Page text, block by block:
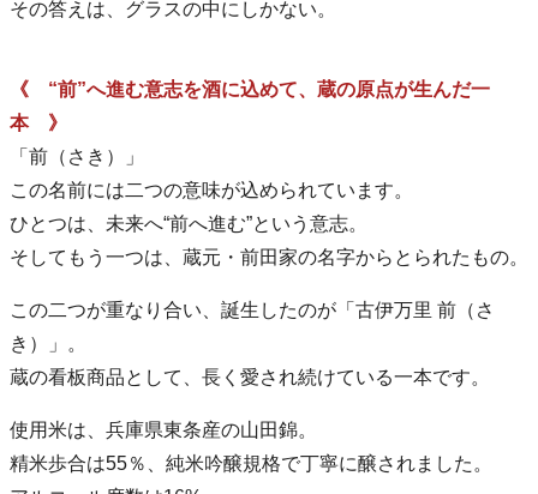
その答えは、グラスの中にしかない。
《 “前”へ進む意志を酒に込めて、蔵の原点が生んだ一
本 》
「前（さき）」
この名前には二つの意味が込められています。
ひとつは、未来へ“前へ進む”という意志。
そしてもう一つは、蔵元・前田家の名字からとられたもの。
この二つが重なり合い、誕生したのが「古伊万里 前（さ
き）」。
蔵の看板商品として、長く愛され続けている一本です。
使用米は、兵庫県東条産の山田錦。
精米歩合は55％、純米吟醸規格で丁寧に醸されました。